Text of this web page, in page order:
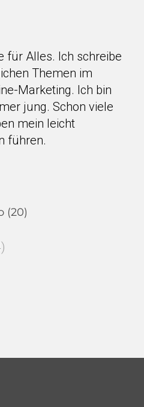
für Alles. Ich schreibe
Themen im
Marketing. Ich bin
jung. Schon viele
mein leicht
führen.
(20)